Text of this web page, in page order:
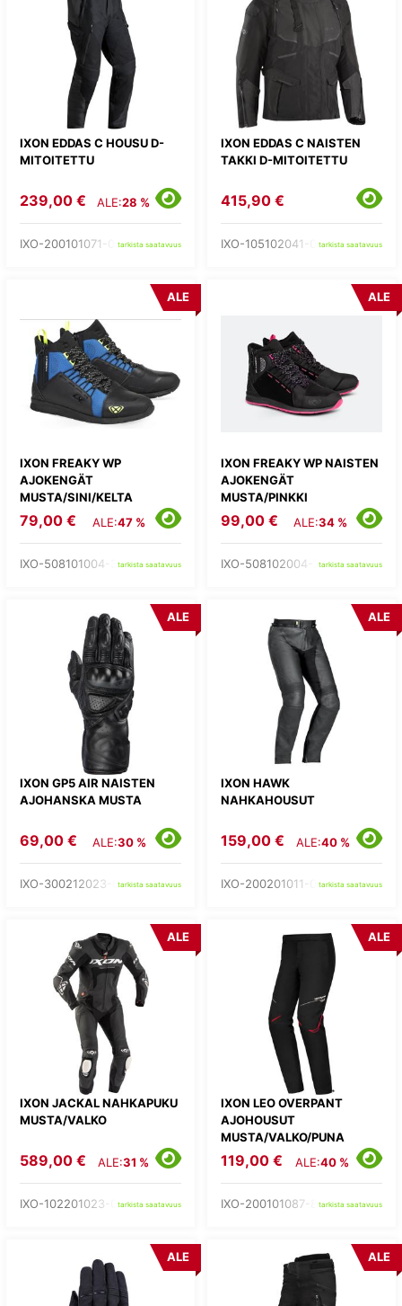
IXON EDDAS C HOUSU D-
MITOITETTU
239,00 € ALE:28 %
IXO-200101071-03-tarkista saatavuus
IXON EDDAS C NAISTEN
TAKKI D-MITOITETTU
415,90 €
IXO-105102041-03-tarkista saatavuus
IXON FREAKY WP
AJOKENGÄT
MUSTA/SINI/KELTA
ALE
79,00 € ALE:47 %
IXO-508101004-35-tarkista saatavuus
IXON FREAKY WP NAISTEN
AJOKENGÄT
MUSTA/PINKKI
ALE
99,00 € ALE:34 %
IXO-508102004-73-tarkista saatavuus
IXON GP5 AIR NAISTEN
AJOHANSKA MUSTA
ALE
69,00 € ALE:30 %
IXO-300212023-01-tarkista saatavuus
IXON HAWK
NAHKAHOUSUT
ALE
159,00 € ALE:40 %
IXO-200201011-01-tarkista saatavuus
IXON JACKAL NAHKAPUKU
MUSTA/VALKO
ALE
589,00 € ALE:31 %
IXO-102201023-01-tarkista saatavuus
IXON LEO OVERPANT
AJOHOUSUT
MUSTA/VALKO/PUNA
ALE
119,00 € ALE:40 %
IXO-200101087-81-tarkista saatavuus
ALE ALE